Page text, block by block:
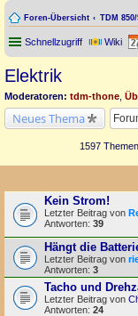
Foren-Übersicht TDM 850/
Schnellzugriff Wiki
Elektrik
Moderatoren: tdm-thone
Neues Thema
1597 Themen
Kein Strom!
Letzter Beitrag von
Antworten: 39
Hängt die
Letzter Beitrag von
Antworten: 3
Tacho und
Letzter Beitrag von
Antworten: 24